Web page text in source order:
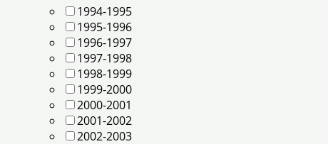
1994-1995
1995-1996
1996-1997
1997-1998
1998-1999
1999-2000
2000-2001
2001-2002
2002-2003